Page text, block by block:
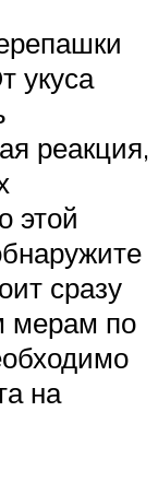
укуса
реакция,
этой
сразу
мерам по
на